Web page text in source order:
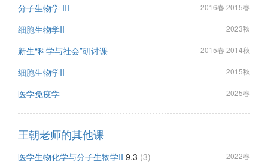
分子生物学 III 2016春 2015春
细胞生物学II 2023秋
新生“科学与社会”研讨课 2015春 2014秋
细胞生物学II 2015秋
医学免疫学 2025春
王朝老师的其他课
医学生物化学与分子生物学II 9.3 (3) 2022春